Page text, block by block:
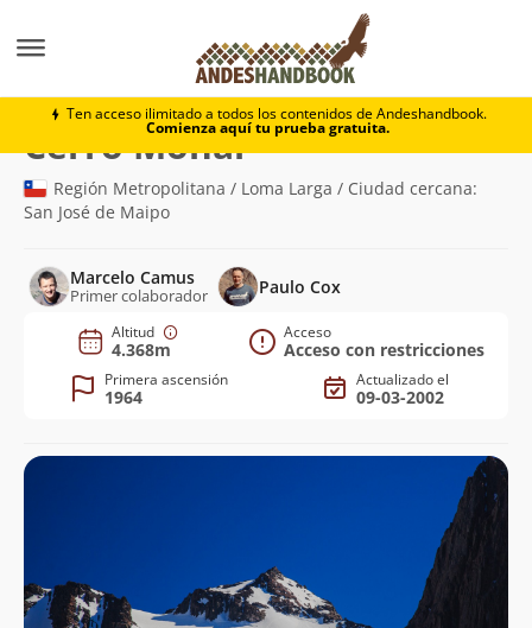
Ten acceso ilimitado a todos los contenidos de Andeshandbook.
Comienza aquí tu prueba gratuita.
Cerro Mohai
Cerro Mohai(4.368m)
Región Metropolitana / Loma Larga / Ciudad cercana:
San José de Maipo
Marcelo Camus
Primer colaborador Paulo Cox
Altitud
4.368m
Acceso
Acceso con restricciones
Primera ascensión
1964
Actualizado el
09-03-2002